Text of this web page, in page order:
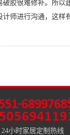
胶很难修补。所以
师进行沟通，这样
24小时家居定制热线